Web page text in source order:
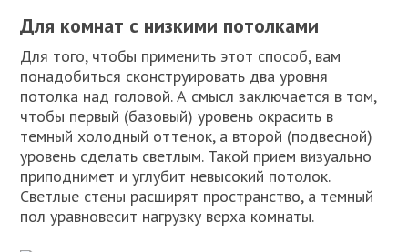
Для комнат с низкими потолками
Для того, чтобы применить этот способ, вам
понадобиться сконструировать два уровня
потолка над головой. А смысл заключается в том,
чтобы первый (базовый) уровень окрасить в
темный холодный оттенок, а второй (подвесной)
уровень сделать светлым. Такой прием визуально
приподнимет и углубит невысокий потолок.
Светлые стены расширят пространство, а темный
пол уравновесит нагрузку верха комнаты.